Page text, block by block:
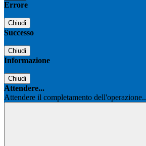
Errore
Chiudi
Successo
Chiudi
Informazione
Chiudi
Attendere...
Attendere il completamento